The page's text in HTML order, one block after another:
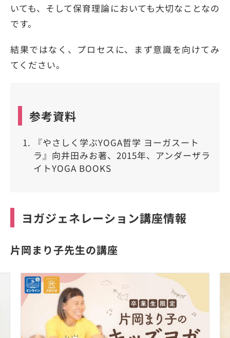
いても、そして保育理論においても大切なことなの
です。
結果ではなく、プロセスに、まず意識を向けてみ
てください。
参考資料
『やさしく学ぶYOGA哲学 ヨーガスート
ラ』向井田みお著、2015年、アンダーザラ
イトYOGA BOOKS
ヨガジェネレーション講座情報
片岡まり子先生の講座